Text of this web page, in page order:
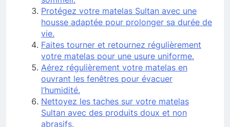
Protégez votre matelas Sultan avec une
housse adaptée pour prolonger sa durée de
vie.
Faites tourner et retournez régulièrement
votre matelas pour une usure uniforme.
Aérez régulièrement votre matelas en
ouvrant les fenêtres pour évacuer
l’humidité.
Nettoyez les taches sur votre matelas
Sultan avec des produits doux et non
abrasifs.